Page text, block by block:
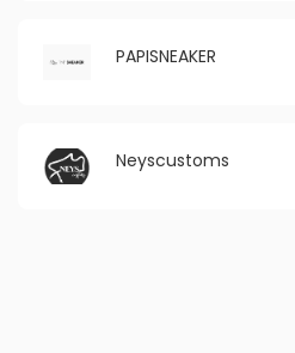
PAPISNEAKER
Neyscustoms